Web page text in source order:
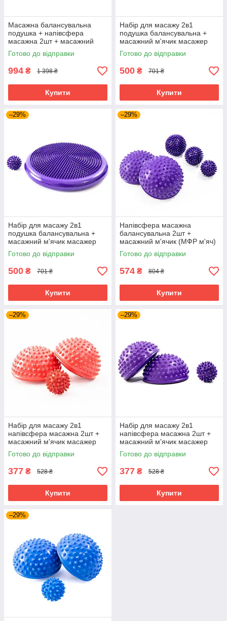
Масажна балансувальна
подушка + напівсфера
масажна 2шт + масажний
м'ячик МФР 3шт OSPORT Set
105 (n-0135) Фіолетовий
Готово до відправки
994 ₴ 1 398 ₴
Купити
Набір для масажу 2в1
подушка балансувальна +
масажний м'ячик масажер
для ніг МФР OSPORT Set 29
(n-0060) Синій
Готово до відправки
500 ₴ 701 ₴
Купити
–29%
Набір для масажу 2в1
подушка балансувальна +
масажний м'ячик масажер
для ніг МФР OSPORT Set 29
(n-0060) Фіолетовий
Готово до відправки
500 ₴ 701 ₴
Купити
–29%
Напівсфера масажна
балансувальна 2шт +
масажний м'ячик (МФР м'яч)
з шипами 3шт OSPORT Set
104 (n-0134) Фіолетовий
Готово до відправки
574 ₴ 804 ₴
Купити
–29%
Набір для масажу 2в1
напівсфера масажна 2шт +
масажний м'ячик масажер
для ніг МФР OSPORT Set 28
(n-0059) Червоний
Готово до відправки
377 ₴ 528 ₴
Купити
–29%
Набір для масажу 2в1
напівсфера масажна 2шт +
масажний м'ячик масажер
для ніг МФР OSPORT Set 28
(n-0059) Фіолетовий
Готово до відправки
377 ₴ 528 ₴
Купити
–29%